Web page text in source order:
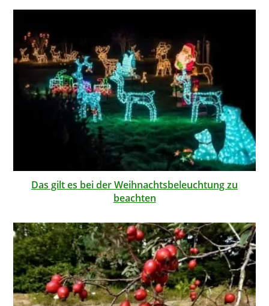
Das gilt es bei der Weihnachtsbeleuchtung zu
beachten